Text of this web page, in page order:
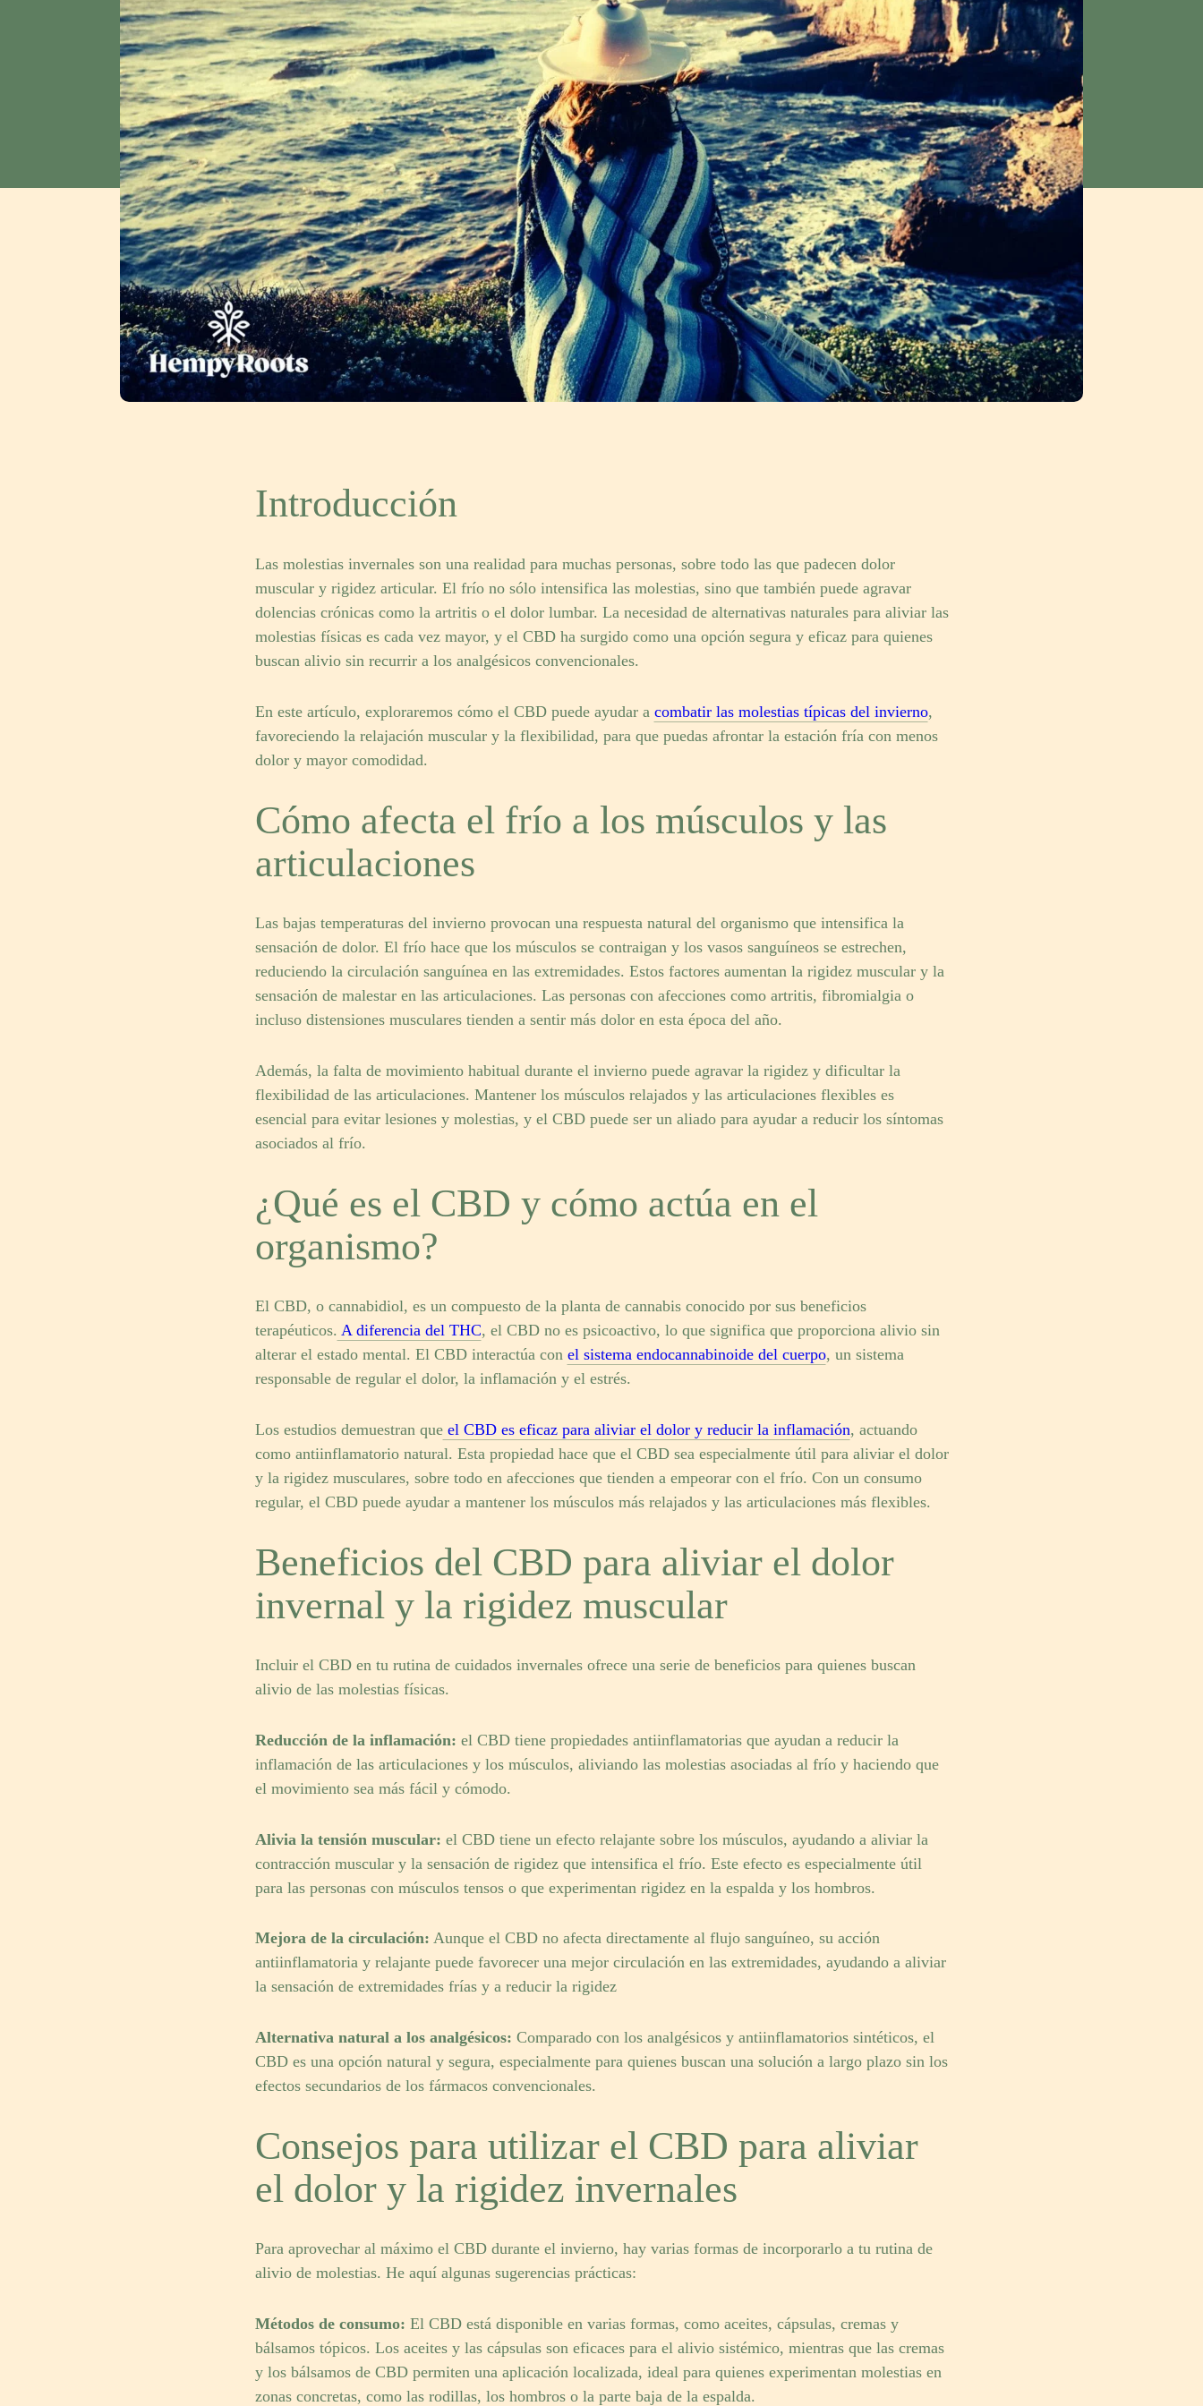
Introducción
Las molestias invernales son una realidad para muchas personas, sobre todo las que padecen dolor
muscular y rigidez articular. El frío no sólo intensifica las molestias, sino que también puede agravar
dolencias crónicas como la artritis o el dolor lumbar. La necesidad de alternativas naturales para aliviar las
molestias físicas es cada vez mayor, y el CBD ha surgido como una opción segura y eficaz para quienes
buscan alivio sin recurrir a los analgésicos convencionales.
En este artículo, exploraremos cómo el CBD puede ayudar a combatir las molestias típicas del invierno,
favoreciendo la relajación muscular y la flexibilidad, para que puedas afrontar la estación fría con menos
dolor y mayor comodidad.
Cómo afecta el frío a los músculos y las
articulaciones
Las bajas temperaturas del invierno provocan una respuesta natural del organismo que intensifica la
sensación de dolor. El frío hace que los músculos se contraigan y los vasos sanguíneos se estrechen,
reduciendo la circulación sanguínea en las extremidades. Estos factores aumentan la rigidez muscular y la
sensación de malestar en las articulaciones. Las personas con afecciones como artritis, fibromialgia o
incluso distensiones musculares tienden a sentir más dolor en esta época del año.
Además, la falta de movimiento habitual durante el invierno puede agravar la rigidez y dificultar la
flexibilidad de las articulaciones. Mantener los músculos relajados y las articulaciones flexibles es
esencial para evitar lesiones y molestias, y el CBD puede ser un aliado para ayudar a reducir los síntomas
asociados al frío.
¿Qué es el CBD y cómo actúa en el
organismo?
El CBD, o cannabidiol, es un compuesto de la planta de cannabis conocido por sus beneficios
terapéuticos. A diferencia del THC, el CBD no es psicoactivo, lo que significa que proporciona alivio sin
alterar el estado mental. El CBD interactúa con el sistema endocannabinoide del cuerpo, un sistema
responsable de regular el dolor, la inflamación y el estrés.
Los estudios demuestran queel CBD es eficaz para aliviar el dolor y reducir la inflamación, actuando
como antiinflamatorio natural. Esta propiedad hace que el CBD sea especialmente útil para aliviar el dolor
y la rigidez musculares, sobre todo en afecciones que tienden a empeorar con el frío. Con un consumo
regular, el CBD puede ayudar a mantener los músculos más relajados y las articulaciones más flexibles.
Beneficios del CBD para aliviar el dolor
invernal y la rigidez muscular
Incluir el CBD en tu rutina de cuidados invernales ofrece una serie de beneficios para quienes buscan
alivio de las molestias físicas.
Reducción de la inflamación: el CBD tiene propiedades antiinflamatorias que ayudan a reducir la
inflamación de las articulaciones y los músculos, aliviando las molestias asociadas al frío y haciendo que
el movimiento sea más fácil y cómodo.
Alivia la tensión muscular: el CBD tiene un efecto relajante sobre los músculos, ayudando a aliviar la
contracción muscular y la sensación de rigidez que intensifica el frío. Este efecto es especialmente útil
para las personas con músculos tensos o que experimentan rigidez en la espalda y los hombros.
Mejora de la circulación: Aunque el CBD no afecta directamente al flujo sanguíneo, su acción
antiinflamatoria y relajante puede favorecer una mejor circulación en las extremidades, ayudando a aliviar
la sensación de extremidades frías y a reducir la rigidez
Alternativa natural a los analgésicos: Comparado con los analgésicos y antiinflamatorios sintéticos, el
CBD es una opción natural y segura, especialmente para quienes buscan una solución a largo plazo sin los
efectos secundarios de los fármacos convencionales.
Consejos para utilizar el CBD para aliviar
el dolor y la rigidez invernales
Para aprovechar al máximo el CBD durante el invierno, hay varias formas de incorporarlo a tu rutina de
alivio de molestias. He aquí algunas sugerencias prácticas:
Métodos de consumo: El CBD está disponible en varias formas, como aceites, cápsulas, cremas y
bálsamos tópicos. Los aceites y las cápsulas son eficaces para el alivio sistémico, mientras que las cremas
y los bálsamos de CBD permiten una aplicación localizada, ideal para quienes experimentan molestias en
zonas concretas, como las rodillas, los hombros o la parte baja de la espalda.